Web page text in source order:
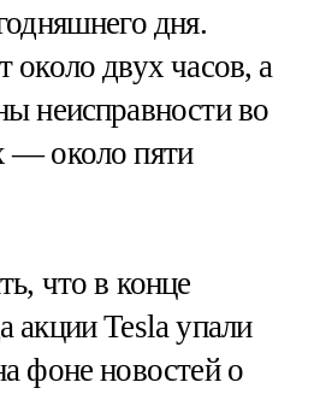
дня.
около двух часов, а
неисправности во
— около пяти
что в конце
акции Tesla упали
фоне новостей о